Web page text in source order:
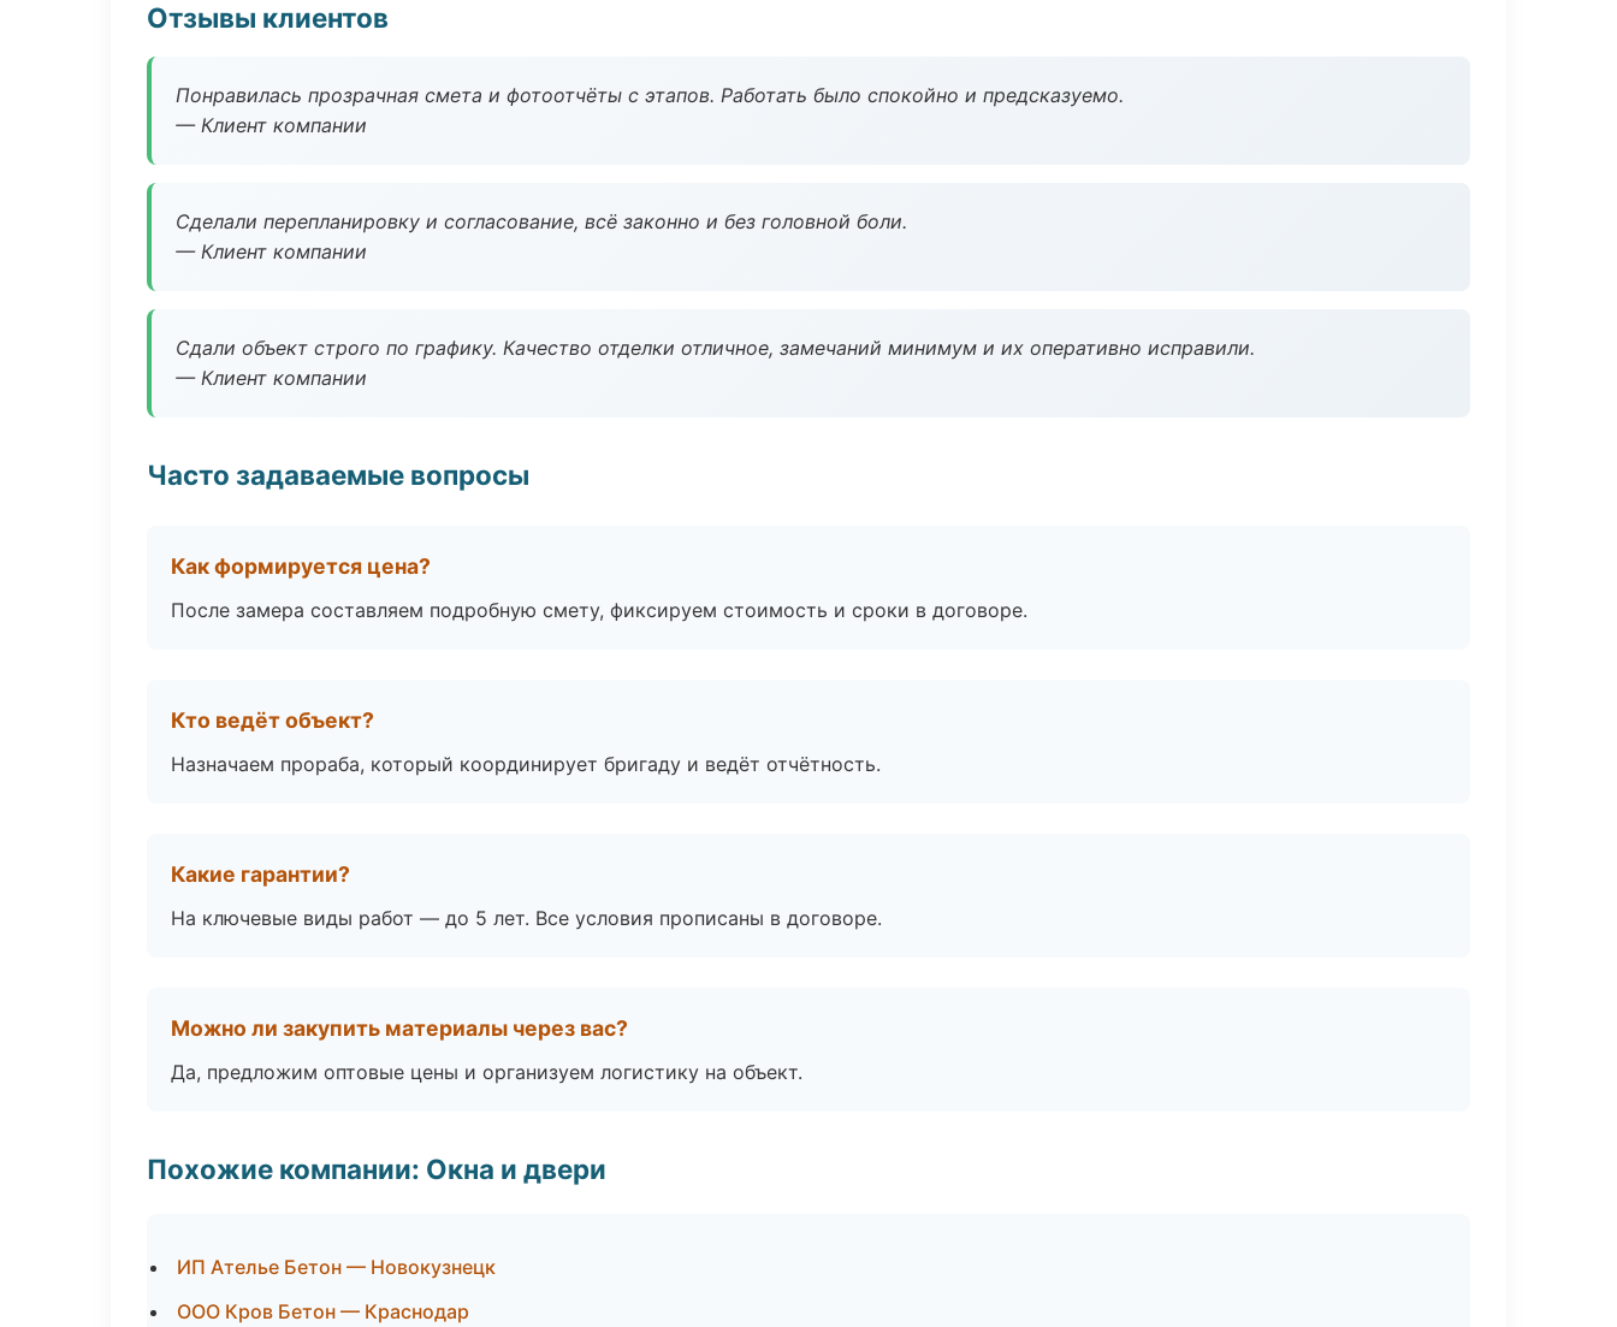
Отзывы клиентов
Понравилась прозрачная смета и фотоотчёты с этапов. Работать было спокойно и предсказуемо.
— Клиент компании
Сделали перепланировку и согласование, всё законно и без головной боли.
— Клиент компании
Сдали объект строго по графику. Качество отделки отличное, замечаний минимум и их оперативно исправили.
— Клиент компании
Часто задаваемые вопросы
Как формируется цена?
После замера составляем подробную смету, фиксируем стоимость и сроки в договоре.
Кто ведёт объект?
Назначаем прораба, который координирует бригаду и ведёт отчётность.
Какие гарантии?
На ключевые виды работ — до 5 лет. Все условия прописаны в договоре.
Можно ли закупить материалы через вас?
Да, предложим оптовые цены и организуем логистику на объект.
Похожие компании: Окна и двери
ИП Ателье Бетон — Новокузнецк
ООО Кров Бетон — Краснодар